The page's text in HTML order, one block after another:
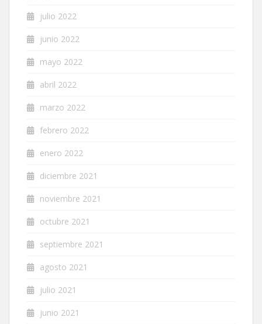
julio 2022
junio 2022
mayo 2022
abril 2022
marzo 2022
febrero 2022
enero 2022
diciembre 2021
noviembre 2021
octubre 2021
septiembre 2021
agosto 2021
julio 2021
junio 2021